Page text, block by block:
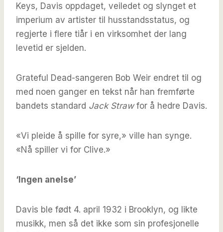
Keys, Davis oppdaget, veiledet og slynget et
imperium av artister til husstandsstatus, og
regjerte i flere tiår i en virksomhet der lang
levetid er sjelden.
Grateful Dead-sangeren Bob Weir endret til og
med noen ganger en tekst når han fremførte
bandets standard Jack Strawfor å hedre Davis.
«Vi pleide å spille for syre,» ville han synge.
«Nå spiller vi for Clive.»
‘Ingen anelse’
Davis ble født 4. april 1932 i Brooklyn, og likte
musikk, men så det ikke som sin profesjonelle